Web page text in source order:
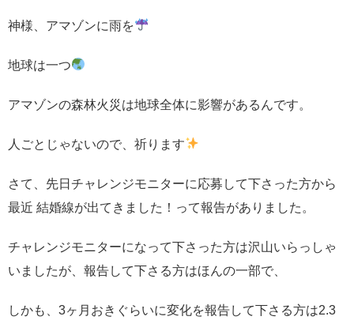
神様、アマゾンに雨を
地球は一つ
アマゾンの森林火災は地球全体に影響があるんです。
人ごとじゃないので、祈ります
さて、先日チャレンジモニターに応募して下さった方から
最近 結婚線が出てきました！って報告がありました。
チャレンジモニターになって下さった方は沢山いらっしゃ
いましたが、報告して下さる方はほんの一部で、
しかも、3ヶ月おきぐらいに変化を報告して下さる方は2.3